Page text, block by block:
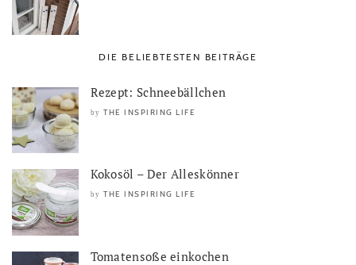
DIE BELIEBTESTEN BEITRÄGE
Rezept: Schneebällchen
by THE INSPIRING LIFE
Kokosöl – Der Alleskönner
by THE INSPIRING LIFE
Tomatensoße einkochen